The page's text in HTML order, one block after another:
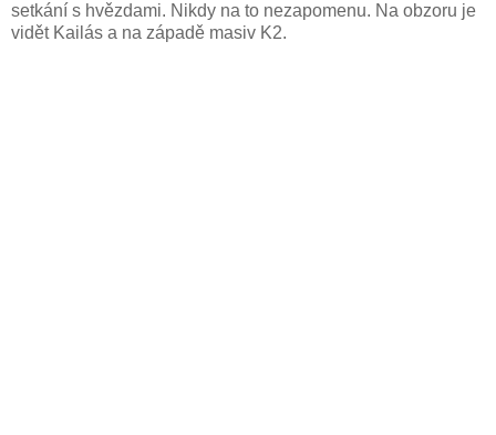
setkání s hvězdami. Nikdy na to nezapomenu. Na obzoru je
vidět Kailás a na západě masiv K2.